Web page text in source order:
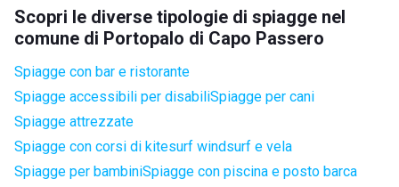
Scopri le diverse tipologie di spiagge nel
comune di Portopalo di Capo Passero
Spiagge con bar e ristorante
Spiagge accessibili per disabiliSpiagge per cani
Spiagge attrezzate
Spiagge con corsi di kitesurf windsurf e vela
Spiagge per bambiniSpiagge con piscina e posto barca